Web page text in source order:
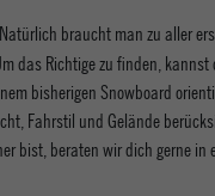
braucht man zu aller
das Richtige zu finden,
bisherigen Snowboard
Fahrstil und Gelände
bist, beraten wir dich gerne in